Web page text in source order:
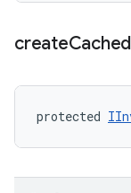
createCached
protected